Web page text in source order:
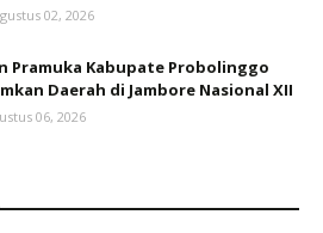
02, 2026
Pramuka Kabupate Probolinggo
Daerah di Jambore Nasional XII
06, 2026